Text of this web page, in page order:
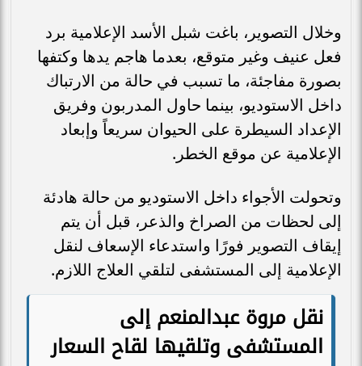
وخلال التصوير، باغت شبل الأسد الإعلامية برد
فعل عنيف وغير متوقع، بعدما هاجم يدها وكتفها
بصورة مفاجئة، ما تسبب في حالة من الارتباك
داخل الاستوديو، بينما حاول المدربون وفريق
الإعداد السيطرة على الحيوان سريعاً وإبعاد
الإعلامية عن موقع الخطر.
وتحولت الأجواء داخل الاستوديو من حالة هادئة
إلى لحظات من الصراخ والذعر، قبل أن يتم
إيقاف التصوير فورًا واستدعاء الإسعاف لنقل
الإعلامية إلى المستشفى لتلقي العلاج اللازم.
نقل مروة عبدالمنعم إلى
المستشفى وتلقيها لقاح السعار